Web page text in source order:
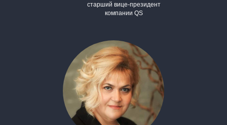
старший вице-президент
компании QS